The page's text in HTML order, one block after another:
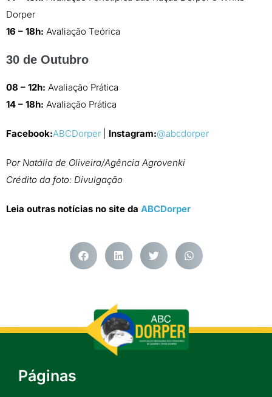
Dorper
16 – 18h: Avaliação Teórica
30 de Outubro
08 – 12h: Avaliação Prática
14 – 18h: Avaliação Prática
Facebook:ABCDorper Instagram:@abcdorper
Por Natália de Oliveira/Agência Agrovenki
Crédito da foto: Divulgação
Leia outras notícias no site da ABCDorper
Páginas